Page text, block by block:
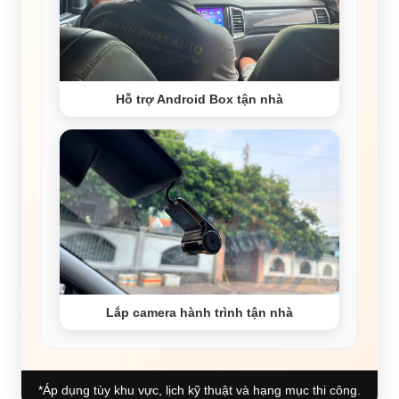
Hỗ trợ Android Box tận nhà
Lắp camera hành trình tận nhà
*Áp dụng tùy khu vực, lịch kỹ thuật và hạng mục thi công.